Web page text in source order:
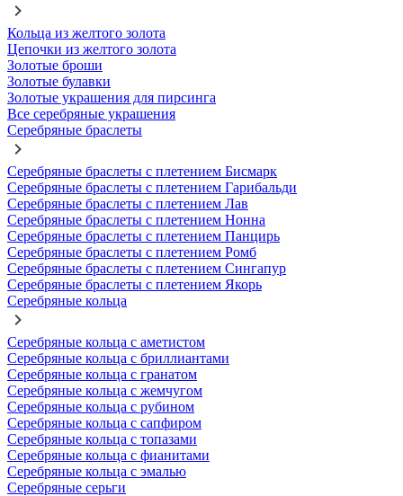
Кольца из желтого золота
Цепочки из желтого золота
Золотые броши
Золотые булавки
Золотые украшения для пирсинга
Все серебряные украшения
Серебряные браслеты
Серебряные браслеты с плетением Бисмарк
Серебряные браслеты с плетением Гарибальди
Серебряные браслеты с плетением Лав
Серебряные браслеты с плетением Нонна
Серебряные браслеты с плетением Панцирь
Серебряные браслеты с плетением Ромб
Серебряные браслеты с плетением Сингапур
Серебряные браслеты с плетением Якорь
Серебряные кольца
Серебряные кольца с аметистом
Серебряные кольца с бриллиантами
Серебряные кольца с гранатом
Серебряные кольца с жемчугом
Серебряные кольца с рубином
Серебряные кольца с сапфиром
Серебряные кольца с топазами
Серебряные кольца с фианитами
Серебряные кольца с эмалью
Серебряные серьги